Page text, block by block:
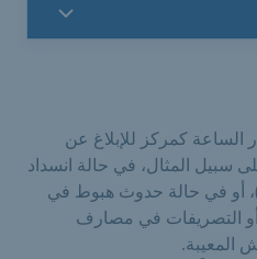
كمركز للإبلاغ عن
سبيل المثال، في حالة انسداد
أو في حالة حدوث هبوط في
أو التصريفات في مصارف
المعيبة.